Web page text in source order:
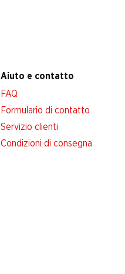
Aiuto e contatto
FAQ
Formulario di contatto
Servizio clienti
Condizioni di consegna